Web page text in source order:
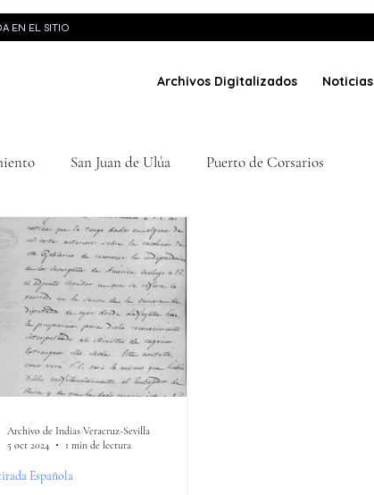
Archivos Digitalizados Noticias
San Juan de Ulúa Puerto de Corsarios
Los Tratados de Córdoba
Española
Archivo de Indias Veracruz-Sevilla
5 oct 2024
1 min de lectura